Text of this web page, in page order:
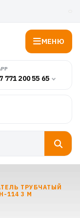
МЕНЮ
771 200 55 65
ТРУБЧАТЫЙ
114 3 М